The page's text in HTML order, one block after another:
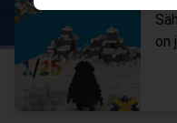
Nokia
on